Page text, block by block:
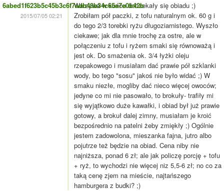
6abed1f623b5c45b3c6f7adb49b34c65a7e0b42b
2015/07/05 02:21
Warzywa w końcu doczekały się obiadu ;)
Zrobiłam pół paczki, z tofu naturalnym ok. 60 g i
do tego 2/3 torebki ryżu długoziarnistego. Wyszło
ciekawe; jak dla mnie trochę za ostre, ale w
połączeniu z tofu i ryżem smaki się równoważą i
jest ok. Do smażenia ok. 3/4 łyżki oleju
rzepakowego i musiałam dać prawie pół szklanki
wody, bo tego "sosu" jakoś nie było widać ;) W
smaku niezłe, mogliby dać nieco więcej owoców;
jedyne co mi nie pasowało, to brokuły- trafiły mi
się wyjątkowo duże kawałki, i obiad był już prawie
gotowy, a brokuł dalej zimny, musiałam je kroić
bezpośrednio na patelni żeby zmiękły ;) Ogólnie
jestem zadowolona, mieszanka fajna, jutro albo
pojutrze też będzie na obiad. Cena niby nie
najniższa, ponad 6 zł; ale jak policzę porcję + tofu
+ ryż, to wychodzi nie więcej niz 5,5-6 zł; no co za
taką cenę zjem na mieście, najtańszego
hamburgera z budki? ;)